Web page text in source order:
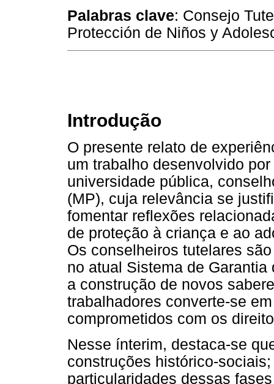
Palabras clave: Consejo
Protección de Niños y
Introdução
O presente relato de
um trabalho desenvolvido
universidade pública,
(MP), cuja relevância se
fomentar reflexões
de proteção à criança e ao
Os conselheiros tutelares
no atual Sistema de
a construção de novos
trabalhadores converte-se
comprometidos com os
Nesse ínterim, destaca-se
construções histórico-
particularidades dessas